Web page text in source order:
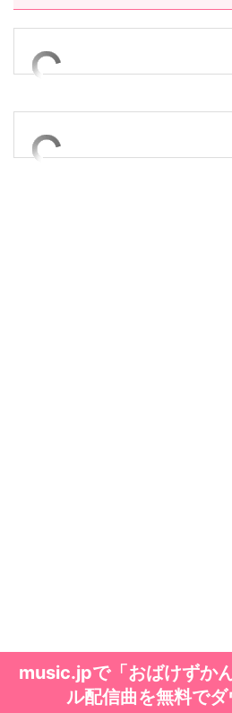
music.jpで「おばけずか
ル配信曲を無料でダ